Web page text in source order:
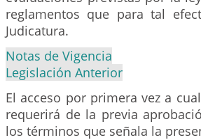
reglamentos que para tal
Judicatura.
Notas de Vigencia
Legislación Anterior
El acceso por primera vez a
requerirá de la previa
los términos que señala la